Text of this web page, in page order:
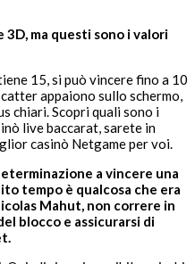
3D, ma questi sono i valori
15, si può vincere fino a 10
appaiono sullo schermo,
chiari. Scopri quali sono i
live baccarat, sarete in
casinò Netgame per voi.
a vincere una
tempo è qualcosa che era
Mahut, non correre in
blocco e assicurarsi di